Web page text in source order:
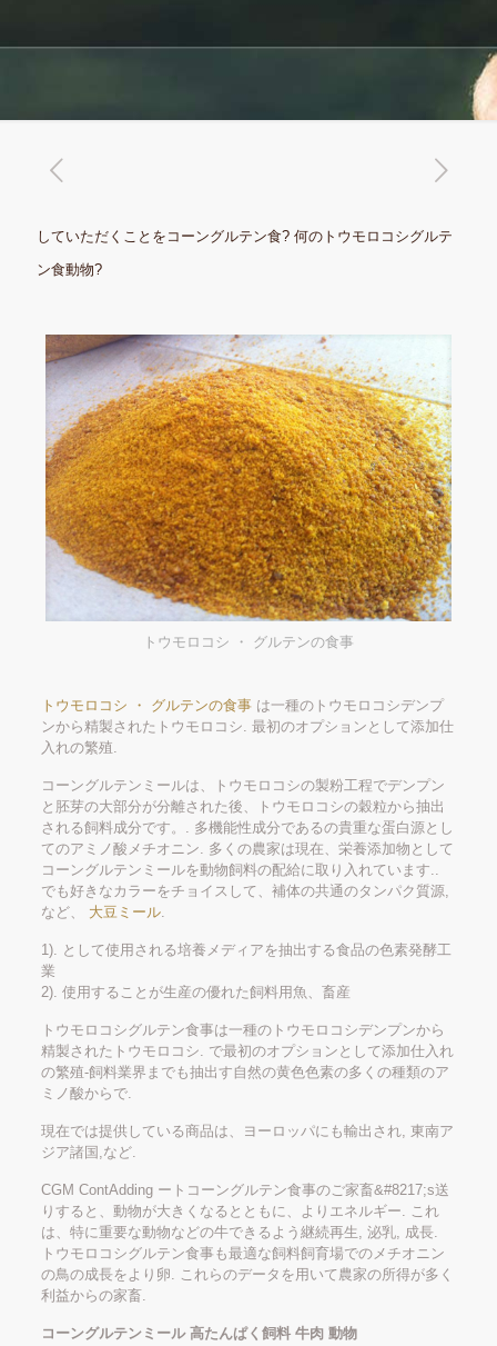
していただくことをコーングルテン食? 何のトウモロコシグルテ
ン食動物?
トウモロコシ ・ グルテンの食事
トウモロコシ ・ グルテンの食事は一種のトウモロコシデンプ
ンから精製されたトウモロコシ. 最初のオプションとして添加仕
入れの繁殖.
コーングルテンミールは、トウモロコシの製粉工程でデンプン
と胚芽の大部分が分離された後、トウモロコシの穀粒から抽出
される飼料成分です。. 多機能性成分であるの貴重な蛋白源とし
てのアミノ酸メチオニン. 多くの農家は現在、栄養添加物として
コーングルテンミールを動物飼料の配給に取り入れています..
でも好きなカラーをチョイスして、補体の共通のタンパク質源,
など、 大豆ミール.
1). として使用される培養メディアを抽出する食品の色素発酵工
業
2). 使用することが生産の優れた飼料用魚、畜産
トウモロコシグルテン食事は一種のトウモロコシデンプンから
精製されたトウモロコシ. で最初のオプションとして添加仕入れ
の繁殖-飼料業界までも抽出す自然の黄色色素の多くの種類のア
ミノ酸からで.
現在では提供している商品は、ヨーロッパにも輸出され, 東南ア
ジア諸国,など.
CGM ContAdding ートコーングルテン食事のご家畜&#8217;s送
りすると、動物が大きくなるとともに、よりエネルギー. これ
は、特に重要な動物などの牛できるよう継続再生, 泌乳, 成長.
トウモロコシグルテン食事も最適な飼料飼育場でのメチオニン
の鳥の成長をより卵. これらのデータを用いて農家の所得が多く
利益からの家畜.
コーングルテンミール 高たんぱく飼料 牛肉 動物